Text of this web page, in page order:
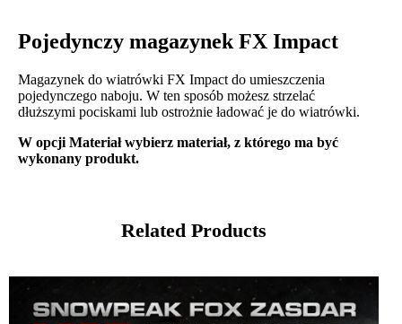
Pojedynczy magazynek FX Impact
Magazynek do wiatrówki FX Impact do umieszczenia
pojedynczego naboju. W ten sposób możesz strzelać
dłuższymi pociskami lub ostrożnie ładować je do wiatrówki.
W opcji Materiał wybierz materiał, z którego ma być
wykonany produkt.
Related Products